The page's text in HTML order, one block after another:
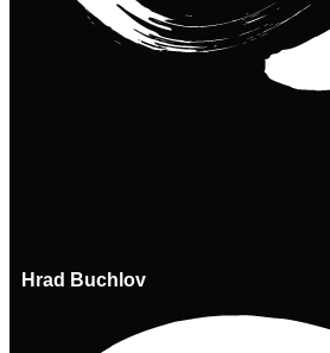
Hrad Buchlov